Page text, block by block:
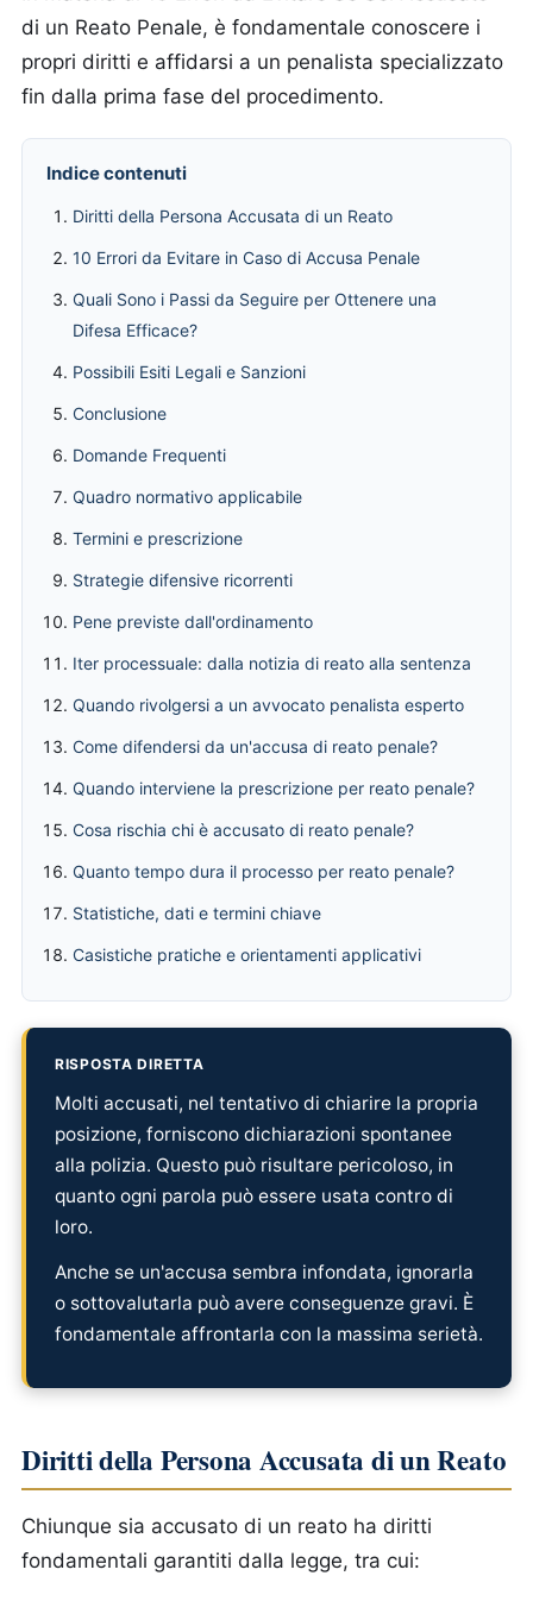
di un Reato Penale, è fondamentale conoscere i
propri diritti e affidarsi a un penalista specializzato
fin dalla prima fase del procedimento.
Indice contenuti
Diritti della Persona Accusata di un Reato
10 Errori da Evitare in Caso di Accusa Penale
Quali Sono i Passi da Seguire per Ottenere una
Difesa Efficace?
Possibili Esiti Legali e Sanzioni
Conclusione
Domande Frequenti
Quadro normativo applicabile
Termini e prescrizione
Strategie difensive ricorrenti
Pene previste dall'ordinamento
Iter processuale: dalla notizia di reato alla sentenza
Quando rivolgersi a un avvocato penalista esperto
Come difendersi da un'accusa di reato penale?
Quando interviene la prescrizione per reato penale?
Cosa rischia chi è accusato di reato penale?
Quanto tempo dura il processo per reato penale?
Statistiche, dati e termini chiave
Casistiche pratiche e orientamenti applicativi
RISPOSTA DIRETTA
Molti accusati, nel tentativo di chiarire la propria
posizione, forniscono dichiarazioni spontanee
alla polizia. Questo può risultare pericoloso, in
quanto ogni parola può essere usata contro di
loro.
Anche se un'accusa sembra infondata, ignorarla
o sottovalutarla può avere conseguenze gravi. È
fondamentale affrontarla con la massima serietà.
Diritti della Persona Accusata di un Reato
Chiunque sia accusato di un reato ha diritti
fondamentali garantiti dalla legge, tra cui: